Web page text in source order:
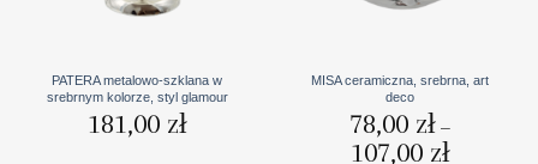
PATERA metalowo-szklana w
srebrnym kolorze, styl glamour
181,00 zł
MISA ceramiczna, srebrna, art
deco
78,00 zł –
107,00 złZakres